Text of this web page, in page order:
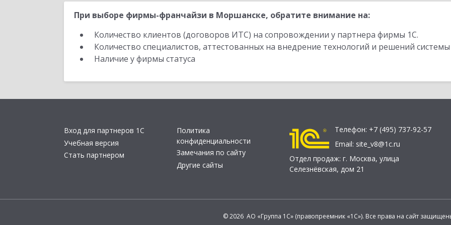
При выборе фирмы-франчайзи в Моршанске, обратите внимание на:
Количество клиентов (договоров ИТС) на сопровождении у партнера фирмы 1С.
Количество специалистов, аттестованных на внедрение технологий и решений
Наличие у фирмы статуса
Вход для партнеров 1С
Учебная версия
Стать партнером
Политика
конфиденциальности
Замечания по сайту
Другие сайты
Телефон: +7 (495) 737-92-57
Email: site_v8@1c.ru
Отдел продаж: г. Москва, улица
Селезнёвская, дом 21
© 2026 АО «Группа 1С» (правопреемник «1С»). Все права на сайт